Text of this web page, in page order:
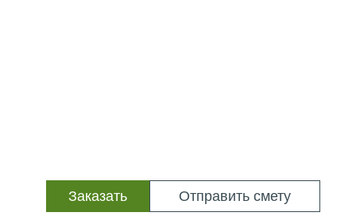
Отправить смету
Заказать